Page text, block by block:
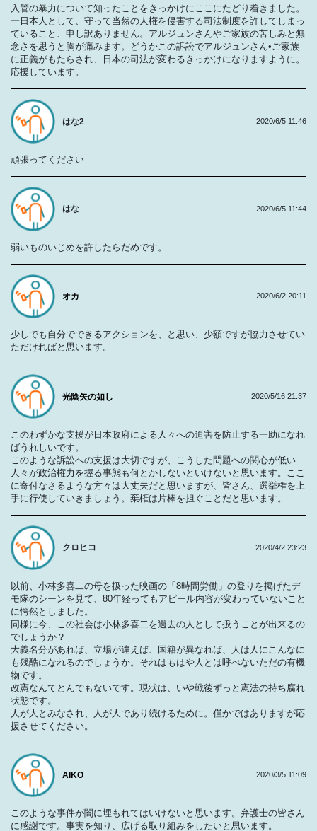
入管の暴力について知ったことをきっかけにここにたどり着きました。
一日本人として、守って当然の人権を侵害する司法制度を許してしまっ
ていること、申し訳ありません。アルジュンさんやご家族の苦しみと無
念さを思うと胸が痛みます。どうかこの訴訟でアルジュンさん•ご家族
に正義がもたらされ、日本の司法が変わるきっかけになりますように。
応援しています。
はな2
頑張ってください
2020/6/5 11:46
はな
弱いものいじめを許したらだめです。
2020/6/5 11:44
オカ
少しでも自分でできるアクションを、と思い、少額ですが協力させてい
ただければと思います。
2020/6/2 20:11
光陰矢の如し
このわずかな支援が日本政府による人々への迫害を防止する一助になれ
ばうれしいです。
このような訴訟への支援は大切ですが、こうした問題への関心が低い
人々が政治権力を握る事態も何とかしないといけないと思います。ここ
に寄付なさるような方々は大丈夫だと思いますが、皆さん、選挙権を上
手に行使していきましょう。棄権は片棒を担ぐことだと思います。
2020/5/16 21:37
クロヒコ
以前、小林多喜二の母を扱った映画の「8時間労働」の登りを掲げたデ
モ隊のシーンを見て、80年経ってもアピール内容が変わっていないこと
に愕然としました。
同様に今、この社会は小林多喜二を過去の人として扱うことが出来るの
でしょうか？
大義名分があれば、立場が違えば、国籍が異なれば、人は人にこんなに
も残酷になれるのでしょうか。それはもはや人とは呼べないただの有機
物です。
改憲なんてとんでもないです。現状は、いや戦後ずっと憲法の持ち腐れ
状態です。
人が人とみなされ、人が人であり続けるために。僅かではありますが応
援させてください。
2020/4/2 23:23
AIKO
このような事件が闇に埋もれてはいけないと思います。弁護士の皆さん
に感謝です。事実を知り、広げる取り組みをしたいと思います。
2020/3/5 11:09